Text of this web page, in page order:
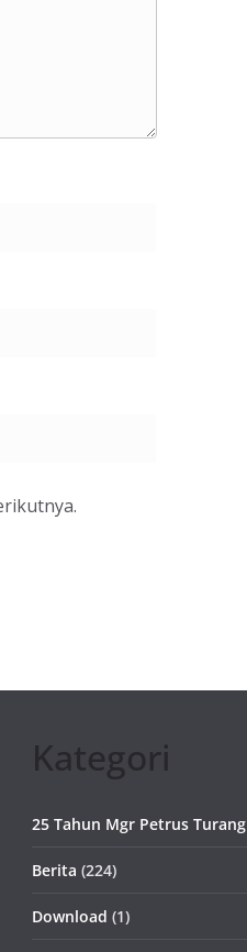
Kategori
25 Tahun Mgr Petrus Turang
Berita (224)
Download (1)